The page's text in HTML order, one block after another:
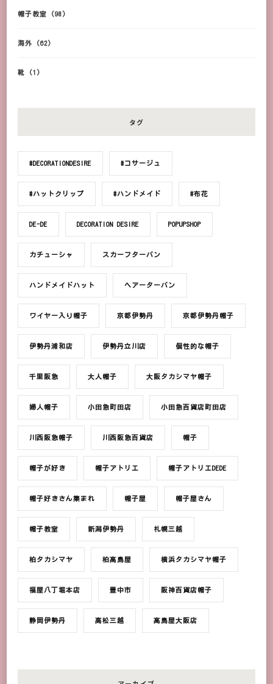
帽子教室 (98)
海外 (62)
靴 (1)
タグ
#DECORATIONDESIRE #コサージュ
#ハットクリップ #ハンドメイド #布花
DE-DE DECORATION DESIRE POPUPSHOP
カチューシャ スカーフターバン
ハンドメイドハット ヘアーターバン
ワイヤー入り帽子 京都伊勢丹 京都伊勢丹帽子
伊勢丹浦和店 伊勢丹立川店 個性的な帽子
千里阪急 大人帽子 大阪タカシマヤ帽子
婦人帽子 小田急町田店 小田急百貨店町田店
川西阪急帽子 川西阪急百貨店 帽子
帽子が好き 帽子アトリエ 帽子アトリエDEDE
帽子好きさん集まれ 帽子屋 帽子屋さん
帽子教室 新潟伊勢丹 札幌三越
柏タカシマヤ 柏髙島屋 横浜タカシマヤ帽子
福屋八丁堀本店 豊中市 阪神百貨店帽子
静岡伊勢丹 高松三越 髙島屋大阪店